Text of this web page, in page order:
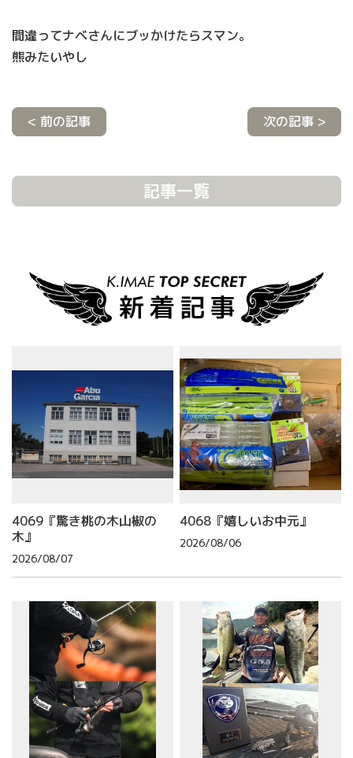
間違ってナベさんにブッかけたらスマン。
熊みたいやし
< 前の記事 次の記事 >
記事一覧
4069『驚き桃の木山椒の
木』
2026/08/07
4068『嬉しいお中元』
2026/08/06